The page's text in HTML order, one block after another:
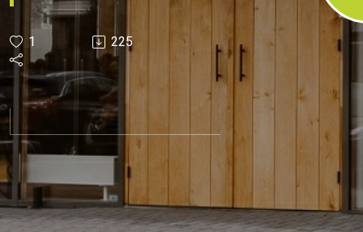
en bijbelse
principes
met
Wilhelm
(S03)
1 225